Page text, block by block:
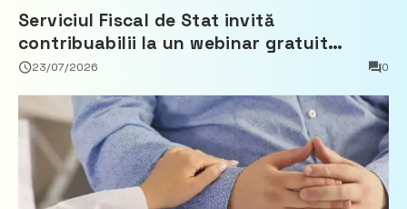
Serviciul Fiscal de Stat invită
contribuabilii la un webinar gratuit
privind calculul impozitului pe bunurile
23/07/2026 0